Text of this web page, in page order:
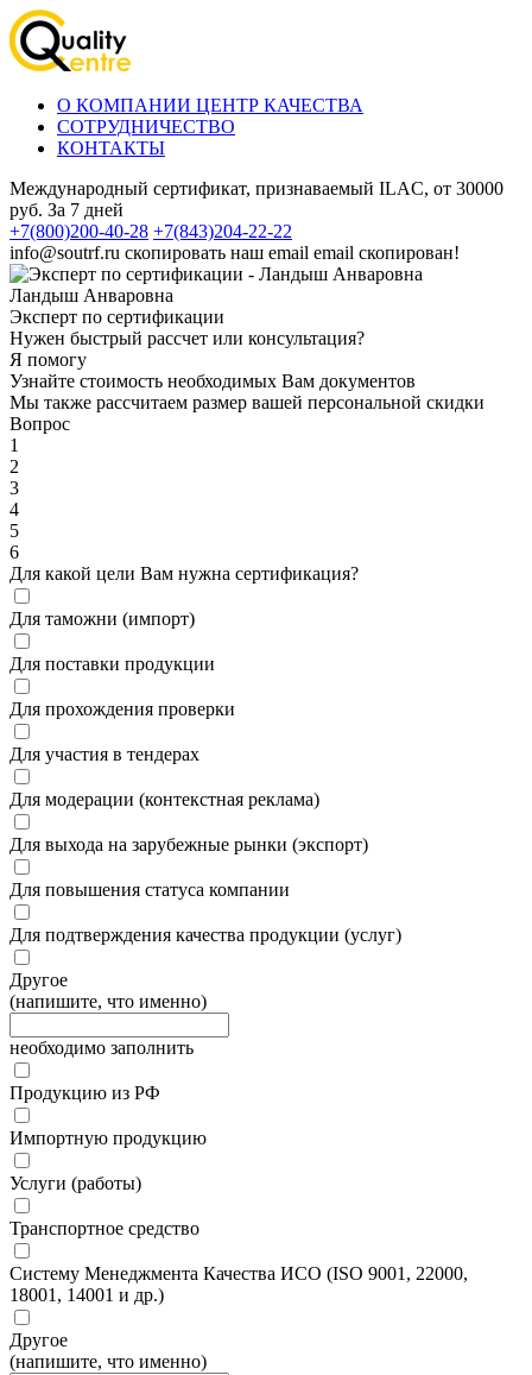
О КОМПАНИИ ЦЕНТР КАЧЕСТВА
СОТРУДНИЧЕСТВО
КОНТАКТЫ
Международный сертификат, признаваемый ILAC, от 30000
руб. За 7 дней
+7(800)200-40-28 +7(843)204-22-22
info@soutrf.ru скопировать наш email email скопирован!
Ландыш Анваровна
Эксперт по сертификации
Нужен быстрый рассчет или консультация?
Я помогу
Узнайте стоимость необходимых Вам документов
Мы также рассчитаем размер вашей персональной скидки
Вопрос
1
2
3
4
5
6
Для какой цели Вам нужна сертификация?
Для таможни (импорт)
Для поставки продукции
Для прохождения проверки
Для участия в тендерах
Для модерации (контекстная реклама)
Для выхода на зарубежные рынки (экспорт)
Для повышения статуса компании
Для подтверждения качества продукции (услуг)
Другое
(напишите, что именно)
необходимо заполнить
Продукцию из РФ
Импортную продукцию
Услуги (работы)
Транспортное средство
Систему Менеджмента Качества ИСО (ISO 9001, 22000,
18001, 14001 и др.)
Другое
(напишите, что именно)